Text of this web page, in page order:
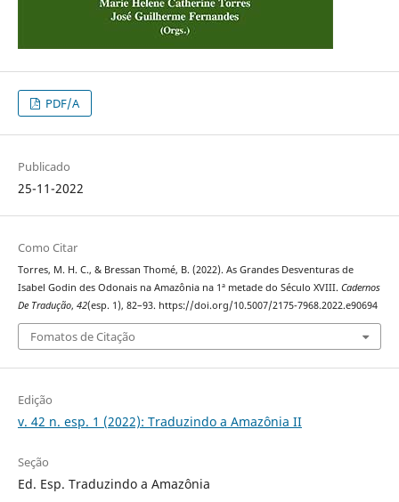
PDF/A
Publicado
25-11-2022
Como Citar
Torres, M. H. C., & Bressan Thomé, B. (2022). As Grandes Desventuras de
Isabel Godin des Odonais na Amazônia na 1ª metade do Século XVIII. Cadernos
De Tradução, 42(esp. 1), 82–93. https://doi.org/10.5007/2175-7968.2022.e90694
Fomatos de Citação
Edição
v. 42 n. esp. 1 (2022): Traduzindo a Amazônia II
Seção
Ed. Esp. Traduzindo a Amazônia